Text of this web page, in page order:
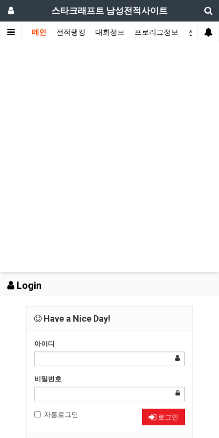
스타크래프트 남성전적사이트
메인 전적랭킹 대회정보 프로리그정보 전적검색
Login
Have a Nice Day!
아이디
비밀번호
자동로그인 로그인